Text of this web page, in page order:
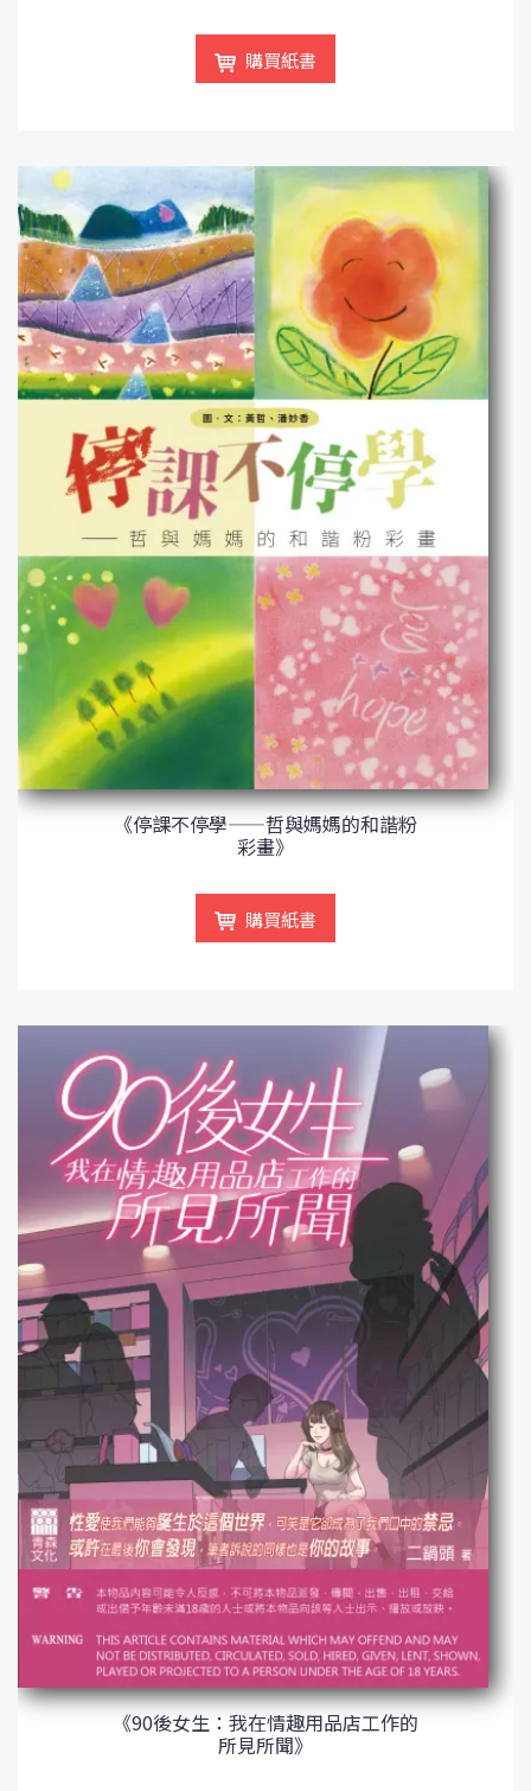
購買紙書
《停課不停學——哲與媽媽的和諧粉
彩畫》
購買紙書
《90後女生：我在情趣用品店工作的
所見所聞》